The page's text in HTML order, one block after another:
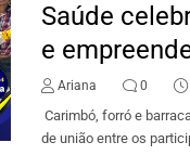
Saúde
e
Ariana 0
Carimbó, forró e
de união entre os